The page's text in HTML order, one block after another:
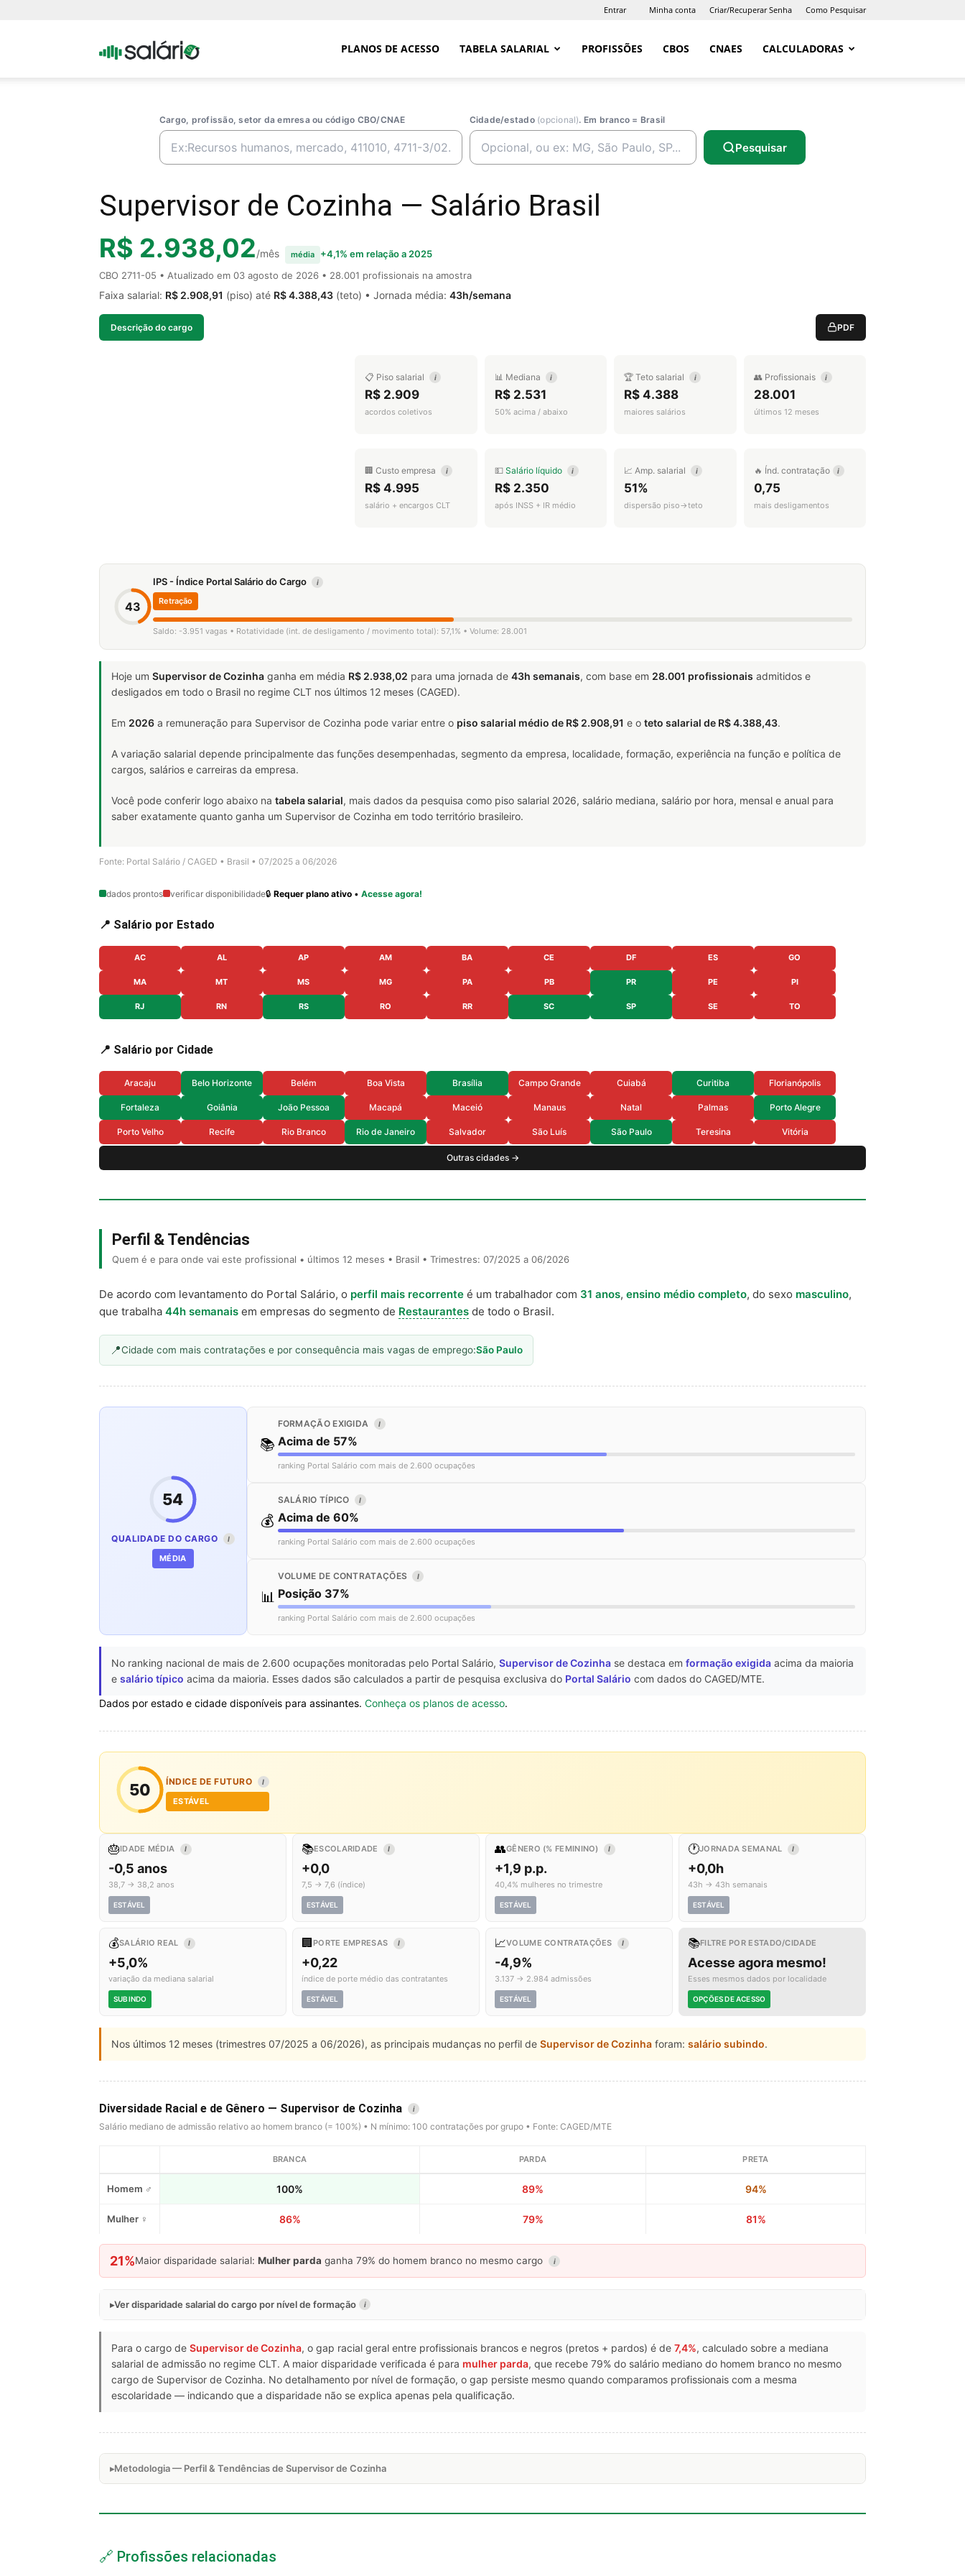
Entrar Minha conta Criar/Recuperar Senha Como Pesquisar
Portal PLANOS DE ACESSO TABELA SALARIAL PROFISSÕES CBOS CNAES CALCULADORAS
Cargo, profissão, setor da emresa ou código CBO/CNAE Cidade/estado (opcional). Em branco = Brasil
Pesquisar
Supervisor de Cozinha — Salário Brasil
R$ 2.938,02/mês média
+4,1% em relação a 2025
CBO 2711-05 • Atualizado em 03 agosto de 2026 • 28.001 profissionais na amostra
Faixa salarial: R$ 2.908,91 (piso) até R$ 4.388,43 (teto) • Jornada média: 43h/semana
Descrição do cargo PDF
📋 Piso salarial i
R$ 2.909
acordos coletivos
📊 Mediana i
R$ 2.531
50% acima / abaixo
🏆 Teto salarial i
R$ 4.388
maiores salários
👥 Profissionais i
28.001
últimos 12 meses
🏢 Custo empresa i
R$ 4.995
salário + encargos CLT
💵 Salário líquido i
R$ 2.350
após INSS + IR médio
📈 Amp. salarial i
51%
dispersão piso→teto
🔥 Índ. contratação i
0,75
mais desligamentos
43
IPS - Índice Portal Salário do Cargo i
Retração
Saldo: -3.951 vagas • Rotatividade (int. de desligamento / movimento total): 57,1% • Volume: 28.001
Hoje um Supervisor de Cozinha ganha em média R$ 2.938,02 para uma jornada de 43h semanais, com base em 28.001 profissionais admitidos e
desligados em todo o Brasil no regime CLT nos últimos 12 meses (CAGED).
Em 2026 a remuneração para Supervisor de Cozinha pode variar entre o piso salarial médio de R$ 2.908,91 e o teto salarial de R$ 4.388,43.
A variação salarial depende principalmente das funções desempenhadas, segmento da empresa, localidade, formação, experiência na função e política de
cargos, salários e carreiras da empresa.
Você pode conferir logo abaixo na tabela salarial, mais dados da pesquisa como piso salarial 2026, salário mediana, salário por hora, mensal e anual para
saber exatamente quanto ganha um Supervisor de Cozinha em todo território brasileiro.
Fonte: Portal Salário / CAGED • Brasil • 07/2025 a 06/2026
dados prontos verificar disponibilidade🔒 Requer plano ativo • Acesse agora!
📍 Salário por Estado
AC AL AP AM BA CE DF ES GO
MA MT MS MG PA PB PR PE PI
RJ RN RS RO RR SC SP SE TO
📍 Salário por Cidade
Aracaju Belo Horizonte Belém Boa Vista Brasília Campo Grande Cuiabá Curitiba Florianópolis
Fortaleza Goiânia João Pessoa Macapá Maceió Manaus Natal Palmas Porto Alegre
Porto Velho Recife Rio Branco Rio de Janeiro Salvador São Luís São Paulo Teresina Vitória
Outras cidades →
Perfil & Tendências
Quem é e para onde vai este profissional • últimos 12 meses • Brasil • Trimestres: 07/2025 a 06/2026
De acordo com levantamento do Portal Salário, o perfil mais recorrente é um trabalhador com 31 anos, ensino médio completo, do sexo masculino,
que trabalha 44h semanais em empresas do segmento de Restaurantes de todo o Brasil.
Cidade com mais contratações e por consequência mais vagas de emprego:São Paulo
54
QUALIDADE DO CARGO I
MÉDIA
📚
FORMAÇÃO EXIGIDA I
Acima de 57%
ranking Portal Salário com mais de 2.600 ocupações
💰
SALÁRIO TÍPICO I
Acima de 60%
ranking Portal Salário com mais de 2.600 ocupações
📊
VOLUME DE CONTRATAÇÕES I
Posição 37%
ranking Portal Salário com mais de 2.600 ocupações
No ranking nacional de mais de 2.600 ocupações monitoradas pelo Portal Salário, Supervisor de Cozinha se destaca em formação exigida acima da maioria
e salário típico acima da maioria. Esses dados são calculados a partir de pesquisa exclusiva do Portal Salário com dados do CAGED/MTE.
Dados por estado e cidade disponíveis para assinantes. Conheça os planos de acesso.
50 ÍNDICE DE FUTURO I
ESTÁVEL
🎂IDADE MÉDIA I
-0,5 anos
38,7 → 38,2 anos
ESTÁVEL
📚ESCOLARIDADE I
+0,0
7,5 → 7,6 (índice)
ESTÁVEL
👥GÊNERO (% FEMININO) I
+1,9 p.p.
40,4% mulheres no trimestre
ESTÁVEL
🕐JORNADA SEMANAL I
+0,0h
43h → 43h semanais
ESTÁVEL
💰SALÁRIO REAL I
+5,0%
variação da mediana salarial
SUBINDO
🏢 PORTE EMPRESAS I
+0,22
índice de porte médio das contratantes
ESTÁVEL
📈VOLUME CONTRATAÇÕES I
-4,9%
3.137 → 2.984 admissões
ESTÁVEL
📚FILTRE POR ESTADO/CIDADE
Acesse agora mesmo!
Esses mesmos dados por localidade
OPÇÕES DE ACESSO
Nos últimos 12 meses (trimestres 07/2025 a 06/2026), as principais mudanças no perfil de Supervisor de Cozinha foram: salário subindo.
Diversidade Racial e de Gênero — Supervisor de Cozinha i
Salário mediano de admissão relativo ao homem branco (= 100%) • N mínimo: 100 contratações por grupo • Fonte: CAGED/MTE
BRANCA PARDA PRETA
Homem ♂ 100% 89% 94%
Mulher ♀ 86% 79% 81%
21%Maior disparidade salarial: Mulher parda ganha 79% do homem branco no mesmo cargo i
Ver disparidade salarial do cargo por nível de formação i
Para o cargo de Supervisor de Cozinha, o gap racial geral entre profissionais brancos e negros (pretos + pardos) é de 7,4%, calculado sobre a mediana
salarial de admissão no regime CLT. A maior disparidade verificada é para mulher parda, que recebe 79% do salário mediano do homem branco no mesmo
cargo de Supervisor de Cozinha. No detalhamento por nível de formação, o gap persiste mesmo quando comparamos profissionais com a mesma
escolaridade — indicando que a disparidade não se explica apenas pela qualificação.
Metodologia — Perfil & Tendências de Supervisor de Cozinha
🔗 Profissões relacionadas